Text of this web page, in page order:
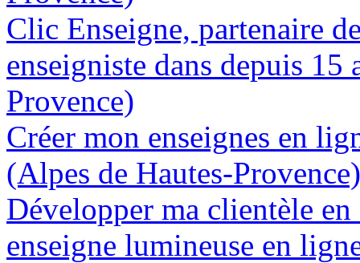
Clic Enseigne, partenaire
enseigniste dans depuis 15
Provence)
Créer mon enseignes en
(Alpes de Hautes-Provence)
Développer ma clientèle
enseigne lumineuse en